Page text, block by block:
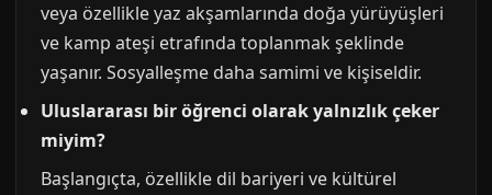
veya özellikle yaz akşamlarında doğa yürüyüşleri
ve kamp ateşi etrafında toplanmak şeklinde
yaşanır. Sosyalleşme daha samimi ve kişiseldir.
Uluslararası bir öğrenci olarak yalnızlık çeker
miyim?
Başlangıçta, özellikle dil bariyeri ve kültürel